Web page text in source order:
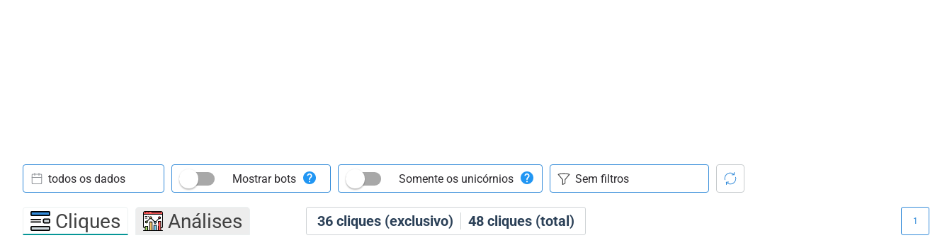
36 cliques (exclusivo) 48 cliques (total)
todos os dados Mostrar bots Somente os unicórnios
Cliques Análises 1